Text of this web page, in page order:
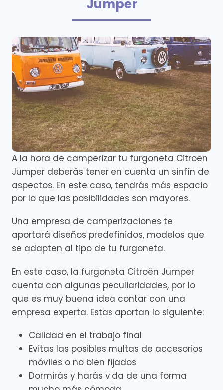
Jumper
A la hora de camperizar tu furgoneta Citroën
Jumper deberás tener en cuenta un sinfín de
aspectos. En este caso, tendrás más espacio
por lo que las posibilidades son mayores.
Una empresa de camperizaciones te
aportará diseños predefinidos, modelos que
se adapten al tipo de tu furgoneta.
En este caso, la furgoneta Citroën Jumper
cuenta con algunas peculiaridades, por lo
que es muy buena idea contar con una
empresa experta. Estas aportan lo siguiente:
Calidad en el trabajo final
Evitas las posibles multas de accesorios
móviles o no bien fijados
Dormirás y harás vida de una forma